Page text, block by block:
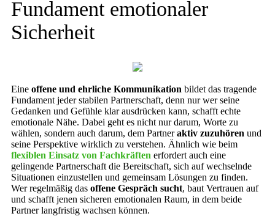
Fundament emotionaler
Sicherheit
Eine offene und ehrliche Kommunikation bildet das tragende
Fundament jeder stabilen Partnerschaft, denn nur wer seine
Gedanken und Gefühle klar ausdrücken kann, schafft echte
emotionale Nähe. Dabei geht es nicht nur darum, Worte zu
wählen, sondern auch darum, dem Partneraktiv zuzuhören und
seine Perspektive wirklich zu verstehen. Ähnlich wie beim
flexiblen Einsatz von Fachkräften erfordert auch eine
gelingende Partnerschaft die Bereitschaft, sich auf wechselnde
Situationen einzustellen und gemeinsam Lösungen zu finden.
Wer regelmäßig das offene Gespräch sucht, baut Vertrauen auf
und schafft jenen sicheren emotionalen Raum, in dem beide
Partner langfristig wachsen können.